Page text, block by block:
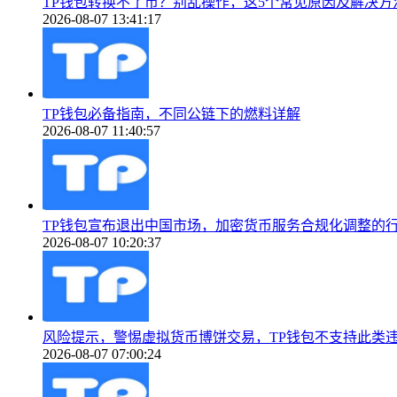
2026-08-07 13:41:17
TP钱包必备指南，不同公链下的燃料详解
2026-08-07 11:40:57
TP钱包宣布退出中国市场，加密货币服务合规化调整的
2026-08-07 10:20:37
风险提示，警惕虚拟货币博饼交易，TP钱包不支持此类
2026-08-07 07:00:24